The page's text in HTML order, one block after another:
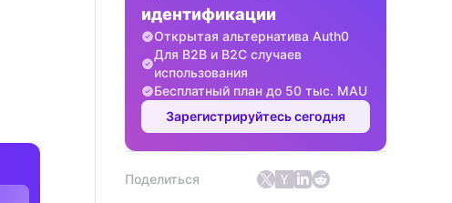
идентификации
Открытая альтернатива Auth0
Для B2B и B2C случаев
использования
Бесплатный план до 50 тыс. MAU
Зарегистрируйтесь сегодня
Поделиться